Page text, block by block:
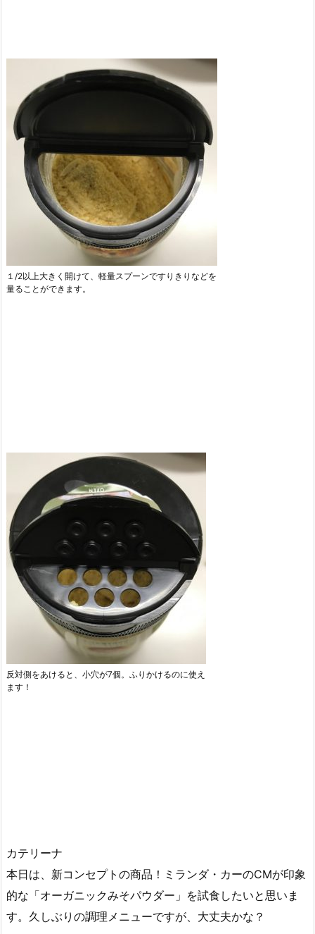
１/2以上大きく開けて、軽量スプーンですりきりなどを
量ることができます。
反対側をあけると、小穴が7個。ふりかけるのに使え
ます！
カテリーナ
本日は、新コンセプトの商品！ミランダ・カーのCMが印象
的な「オーガニックみそパウダー」を試食したいと思いま
す。久しぶりの調理メニューですが、大丈夫かな？